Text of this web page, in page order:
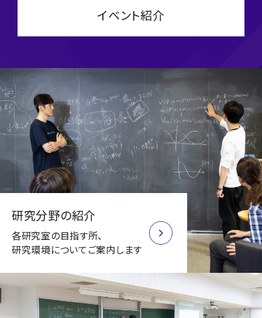
イベント紹介
研究分野の紹介
各研究室の目指す所、
研究環境についてご案内します